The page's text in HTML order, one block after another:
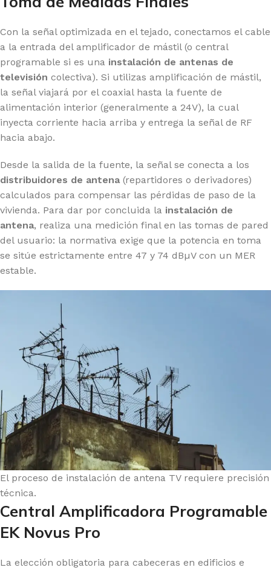
Con la señal optimizada en el tejado, conectamos el cable
a la entrada del amplificador de mástil (o central
programable si es una instalación de antenas de
televisión colectiva). Si utilizas amplificación de mástil,
la señal viajará por el coaxial hasta la fuente de
alimentación interior (generalmente a 24V), la cual
inyecta corriente hacia arriba y entrega la señal de RF
hacia abajo.
Desde la salida de la fuente, la señal se conecta a los
distribuidores de antena (repartidores o derivadores)
calculados para compensar las pérdidas de paso de la
vivienda. Para dar por concluida la instalación de
antena, realiza una medición final en las tomas de pared
del usuario: la normativa exige que la potencia en toma
se sitúe estrictamente entre 47 y 74 dBµV con un MER
estable.
El proceso de instalación de antena TV requiere precisión
técnica.
Central Amplificadora Programable
EK Novus Pro
La elección obligatoria para cabeceras en edificios e